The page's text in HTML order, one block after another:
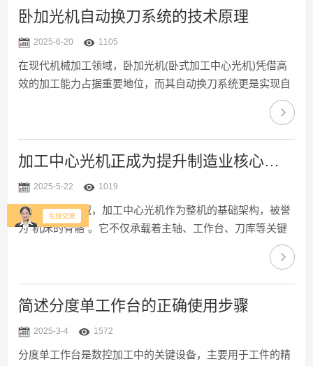
通过X、Y、Z轴与旋转轴的协同运动，可实现对曲面、型腔
动的卧加光机能够精准控制刀具姿态，沿着叶片的复杂曲面
轮廓进行切削，保证型面精度。同时，卧式布局使工件在加
工时重力分...
卧加光机自动换刀系统的技术原理
2025-6-20 1105
在现代机械加工领域，卧加光机(卧式加工中心光机)凭借高
效的加工能力占据重要地位，而其自动换刀系统更是实现自
动化加工的关键模块。该系统通过刀库、换刀执行机构与控
制系统的精密协作，在短时间内完成刀具更换，其技术原理
蕴含着机械传动、数控控制与传感器技术的深度融合。刀库
是自动换刀系统的“刀具仓库”，常见类型有圆盘式刀库和链
通过电机驱动圆盘旋转，将目标刀具转至换刀位置，适用于
刀具数量较少(通常24把以内)的场景；链式刀库则借助链条
传动...
加工中心光机正成为提升制造业核心竞争力的重要突破口
2025-5-22 1019
在数控机床领域，加工中心光机作为整机的基础架构，被誉
为“机床的骨骼”。它不仅承载着主轴、工作台、刀库等关键
功能部件，更直接影响着设备的稳定性、精度和使用寿命。
随着智能制造与工业4.0浪潮的推进，其技术革新正成为提升
制造业核心竞争力的重要突破口。所谓加工中心光机，是指
除去控制系统、伺服驱动系统及辅助功能组件后，保留机床
横梁、滑座、工作台等铸件结构，通常采用高强度铸铁或复
合材料制成，具备优异的减震性、热稳定性和机械强度。这
简述分度单工作台的正确使用步骤
2025-3-4 1572
分度单工作台是数控加工中的关键设备，主要用于工件的精